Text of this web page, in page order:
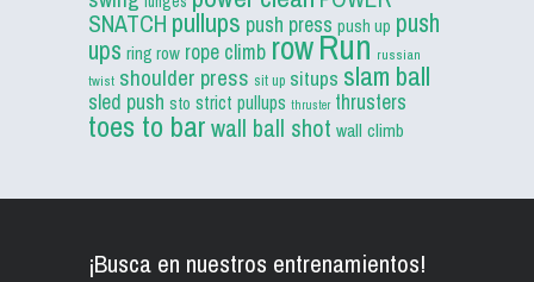
SNATCH pullups push press push up push
ups ring row rope climb rowRun russian
twist shoulder press sit up situps slam ball
sled push sto strict pullups thruster thrusters
toes to barwall ball shot wall climb
¡Busca en nuestros entrenamientos!